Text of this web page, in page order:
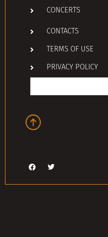
CONCERTS
CONTACTS
TERMS OF USE
PRIVACY POLICY
Search